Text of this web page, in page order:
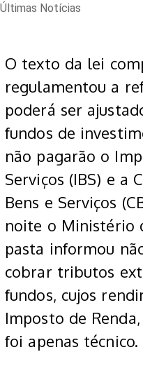
Últimas Notícias
O texto da lei
regulamentou a
poderá ser
fundos de
não pagarão o
Serviços (IBS) e a
Bens e Serviços
noite o Ministério
pasta informou
cobrar tributos
fundos, cujos
Imposto de
foi apenas técnico.